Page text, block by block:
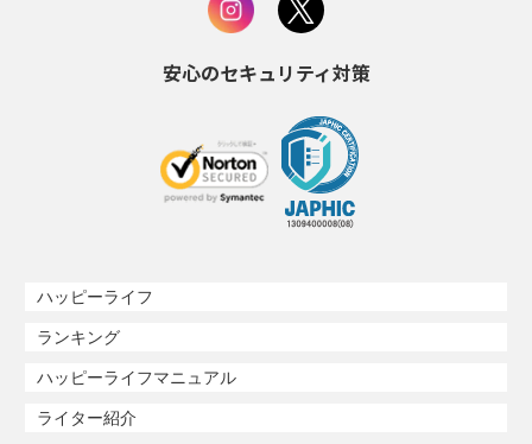
安心のセキュリティ対策
ハッピーライフ
ランキング
ハッピーライフマニュアル
ライター紹介